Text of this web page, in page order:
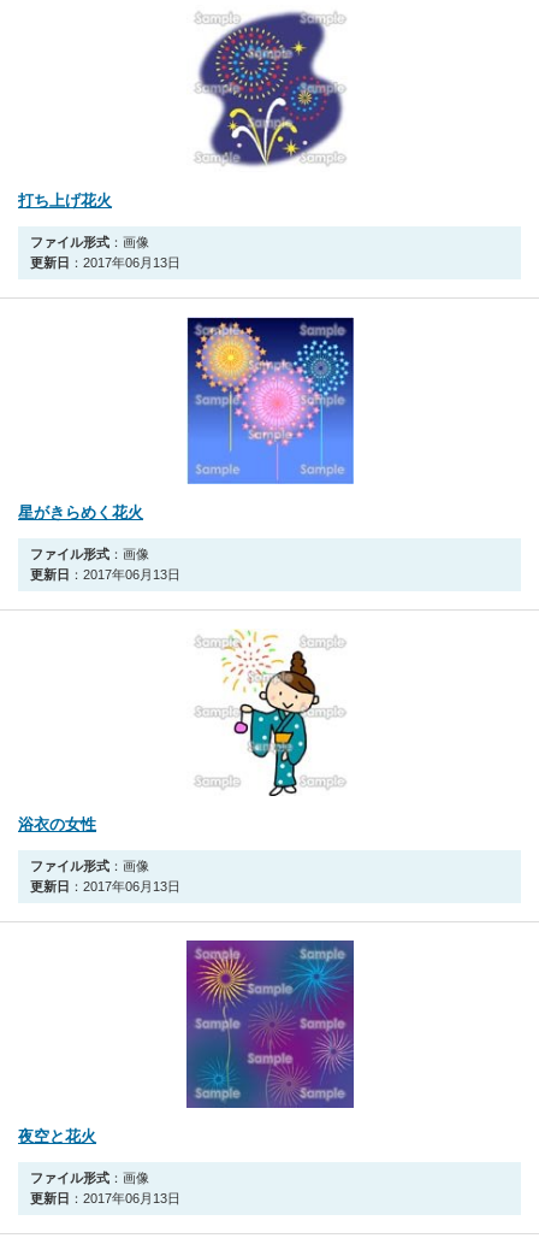
打ち上げ花火
ファイル形式 ：画像
更新日 ：2017年06月13日
星がきらめく花火
ファイル形式 ：画像
更新日 ：2017年06月13日
浴衣の女性
ファイル形式 ：画像
更新日 ：2017年06月13日
夜空と花火
ファイル形式 ：画像
更新日 ：2017年06月13日